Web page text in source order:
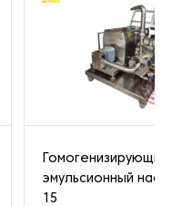
Гомогенизирующий
эмульсионный
15